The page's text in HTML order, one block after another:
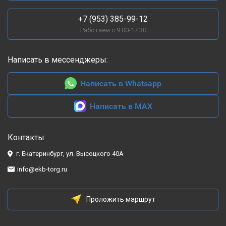
лучше смотреть пекарские шкафы. Для
интенсивной работы важны количество секций,
вместимость, температура и тип подключения.
01
Для столовой
Подходят жарочные шкафы на 2–3 секции с
хорошей вместимостью, запасом по мощности и
+7 (953) 385-99-12
Работаем с 9:00-17:30
Написать в мессенджеры:
Написать в Whatsapp
Написать в MAX
Контакты:
г. Екатеринбург, ул. Высоцкого 40А
info@ekb-torg.ru
Проложить маршрут